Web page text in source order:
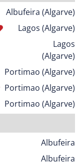
Albufeira (Algarve)
Lagos (Algarve)
Lagos
(Algarve)
Portimao (Algarve)
Portimao (Algarve)
Portimao (Algarve)
Albufeira
Albufeira